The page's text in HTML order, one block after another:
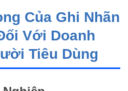
Của Ghi Nhãn
Với Doanh
Tiêu Dùng